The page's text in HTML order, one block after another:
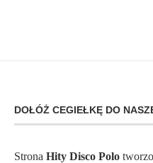
DOŁÓŻ CEGIEŁKĘ DO
Strona Hity Disco Polo